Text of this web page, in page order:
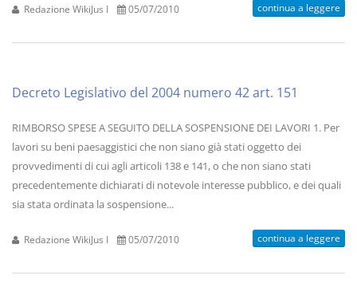
Redazione WikiJus I 05/07/2010 continua a leggere
Decreto Legislativo del 2004 numero 42 art. 151
RIMBORSO SPESE A SEGUITO DELLA SOSPENSIONE DEI LAVORI 1. Per
lavori su beni paesaggistici che non siano già stati oggetto dei
provvedimenti di cui agli articoli 138 e 141, o che non siano stati
precedentemente dichiarati di notevole interesse pubblico, e dei quali
sia stata ordinata la sospensione...
Redazione WikiJus I 05/07/2010 continua a leggere